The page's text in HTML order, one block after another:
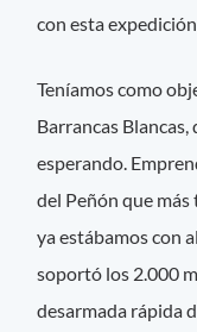
con esta
Teníamos como
Barrancas Blancas,
esperando.
del Peñón que más
ya estábamos con
soportó los 2.000
desarmada rápida